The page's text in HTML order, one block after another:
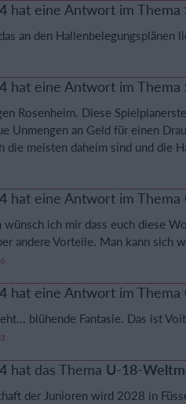
hat eine Antwort im Thema
an den Hallenbelegungsplänen
hat eine Antwort im Thema
Rosenheim. Diese
Unmengen an Geld für einen
die meisten daheim sind und die
hat eine Antwort im Thema
wünsch ich mir dass euch diese
andere Vorteile. Man kann sich
hat eine Antwort im Thema
blühende Fantasie. Das ist
hat das Thema U-18-
der Junioren wird 2028 in